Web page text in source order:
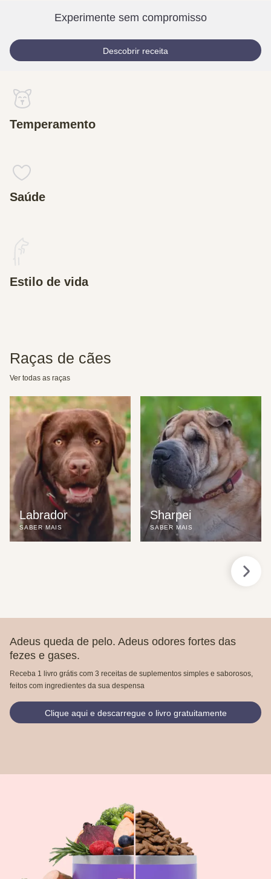
Experimente sem compromisso
Descobrir receita
Temperamento
Saúde
Estilo de vida
Raças de cães
Ver todas as raças
Labrador
SABER MAIS
Sharpei
SABER MAIS
Adeus queda de pelo. Adeus odores fortes das
fezes e gases.
Receba 1 livro grátis com 3 receitas de suplementos simples e saborosos,
feitos com ingredientes da sua despensa
Clique aqui e descarregue o livro gratuitamente